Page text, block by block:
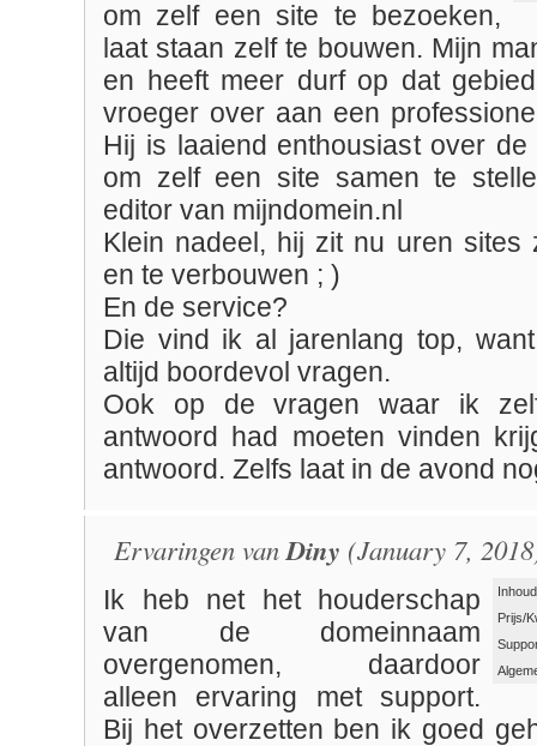
om zelf een site te bezoeken,
laat staan zelf te bouwen. Mijn
en heeft meer durf op dat
vroeger over aan een
Hij is laaiend enthousiast over de
om zelf een site samen te
editor van mijndomein.nl
Klein nadeel, hij zit nu uren sites
en te verbouwen ; )
En de service?
Die vind ik al jarenlang top,
altijd boordevol vragen.
Ook op de vragen waar ik
antwoord had moeten vinden
antwoord. Zelfs laat in de avond
Ervaringen vanDiny (January 7,
Prijs/
Ik heb net het houderschap
van de domeinnaam
overgenomen, daardoor
alleen ervaring met support.
Bij het overzetten ben ik goed